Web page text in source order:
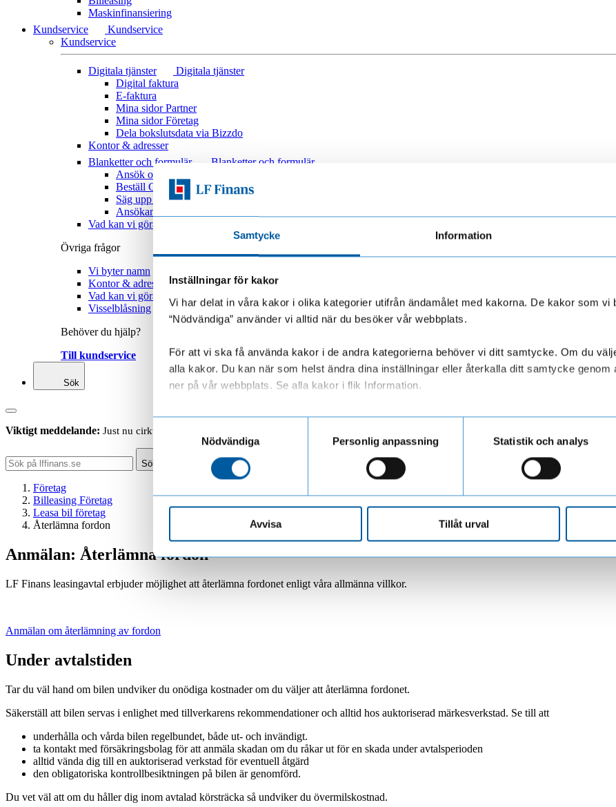
Samtycke Information
Inställningar för kakor
Vi har delat in våra kakor i olika kategorier utifrån ändamålet med kakorna. De kakor som vi
“Nödvändiga” använder vi alltid när du besöker vår webbplats.
För att vi ska få använda kakor i de andra kategorierna behöver vi ditt samtycke. Om du
alla kakor. Du kan när som helst ändra dina inställningar eller återkalla ditt samtycke genom
ner på vår webbplats. Se alla kakor i flik Information.
Läs mer om hur vi behandlar personuppgifter när du besöker vår webbplats
Nödvändiga
Personlig anpassning Statistik och analys
Avvisa Tillåt urval
Maskinfinansiering
Kundservice
Kundservice
Kundservice
Digitala tjänster
Digitala tjänster
Digital faktura
E-faktura
Mina sidor Partner
Mina sidor Företag
Dela bokslutsdata via Bizzdo
Kontor & adresser
Blanketter och formulär
Blanketter och formulär
Ansök om Mina sidor
Beställ Grönt kort
Säg upp hyresavtal
Ansökan – ändra borgensman
Vad kan vi göra bättre
Övriga frågor
Vi byter namn
Kontor & adresser
Vad kan vi göra bättre?
Visselblåsning
Behöver du hjälp?
Till kundservice
Sök
Viktigt meddelande: Just nu cirkulerar falska sms som ser ut att komma från
Sök
Företag
Billeasing Företag
Leasa bil företag
Återlämna fordon
Anmälan: Återlämna fordon
LF Finans leasingavtal erbjuder möjlighet att återlämna fordonet enligt våra allmänna villkor.
Anmälan om återlämning av fordon
Under avtalstiden
Tar du väl hand om bilen undviker du onödiga kostnader om du väljer att återlämna fordonet.
Säkerställ att bilen servas i enlighet med tillverkarens rekommendationer och alltid hos auktoriserad märkesverkstad. Se till att
underhålla och vårda bilen regelbundet, både ut- och invändigt.
ta kontakt med försäkringsbolag för att anmäla skadan om du råkar ut för en skada under avtalsperioden
alltid vända dig till en auktoriserad verkstad för eventuell åtgärd
den obligatoriska kontrollbesiktningen på bilen är genomförd.
Du vet väl att om du håller dig inom avtalad körsträcka så undviker du övermilskostnad.